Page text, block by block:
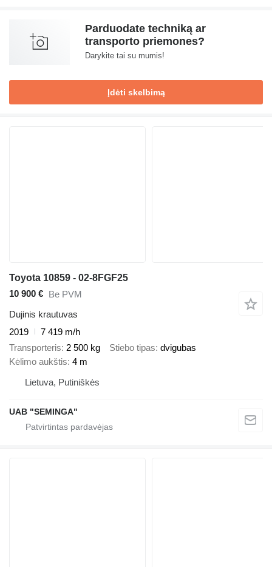
Parduodate techniką ar
transporto priemones?
Darykite tai su mumis!
Įdėti skelbimą
Toyota 10859 - 02-8FGF25
10 900 € Be PVM
Dujinis krautuvas
2019
7 419 m/h
Transporteris 2 500 kg Stiebo tipas dvigubas
Kėlimo aukštis 4 m
Lietuva, Putiniškės
UAB "SEMINGA"